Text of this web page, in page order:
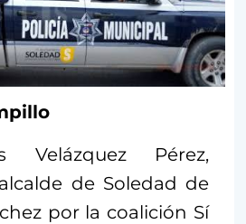
Velázquez Pérez,
de Soledad de
por la coalición Sí